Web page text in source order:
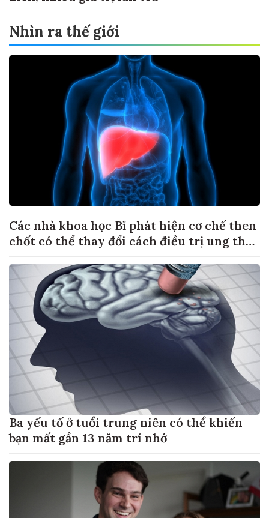
Nhìn ra thế giới
Các nhà khoa học Bỉ phát hiện cơ chế then
chốt có thể thay đổi cách điều trị ung thư
Ba yếu tố ở tuổi trung niên có thể khiến
bạn mất gần 13 năm trí nhớ